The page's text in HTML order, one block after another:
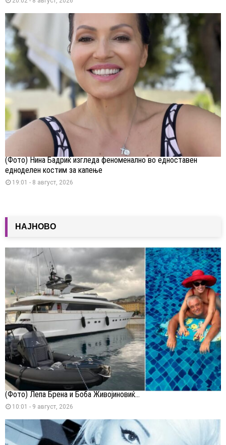
(Фото) Нина Бадриќ изгледа феноменално во едноставен
едноделен костим за капење
19:01 - 8 август, 2026
НАЈНОВО
(Фото) Лепа Брена и Боба Живојиновиќ...
10:01 - 9 август, 2026